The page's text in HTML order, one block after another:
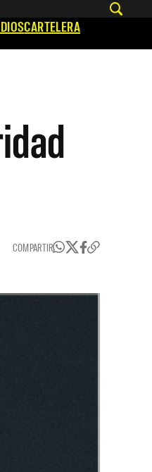
CARTELERA
COMPARTIR